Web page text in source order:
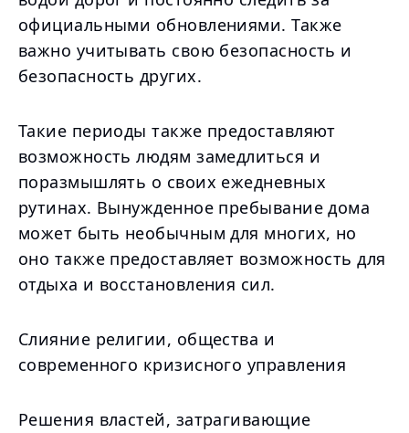
официальными обновлениями. Также
важно учитывать свою безопасность и
безопасность других.
Такие периоды также предоставляют
возможность людям замедлиться и
поразмышлять о своих ежедневных
рутинах. Вынужденное пребывание дома
может быть необычным для многих, но
оно также предоставляет возможность для
отдыха и восстановления сил.
Слияние религии, общества и
современного кризисного управления
Решения властей, затрагивающие